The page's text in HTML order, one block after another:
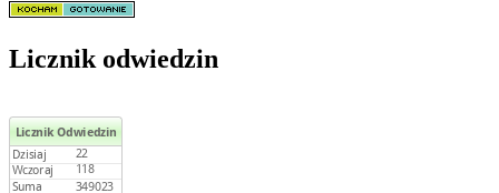
Licznik odwiedzin